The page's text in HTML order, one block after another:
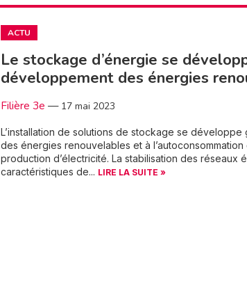
ACTU
Le stockage d’énergie se
développement des énergies
Filière 3e — 17 mai 2023
L’installation de solutions de stockage se
des énergies renouvelables et à
production d’électricité. La stabilisation des réseaux
caractéristiques de... LIRE LA SUITE »